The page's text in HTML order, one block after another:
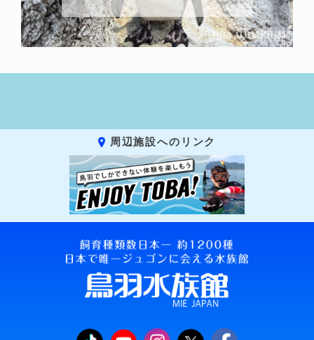
周辺施設へのリンク